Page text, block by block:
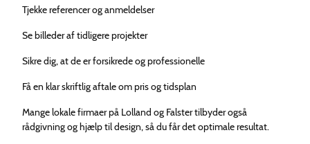
Tjekke referencer og anmeldelser
Se billeder af tidligere projekter
Sikre dig, at de er forsikrede og professionelle
Få en klar skriftlig aftale om pris og tidsplan
Mange lokale firmaer på Lolland og Falster tilbyder også
rådgivning og hjælp til design, så du får det optimale resultat.